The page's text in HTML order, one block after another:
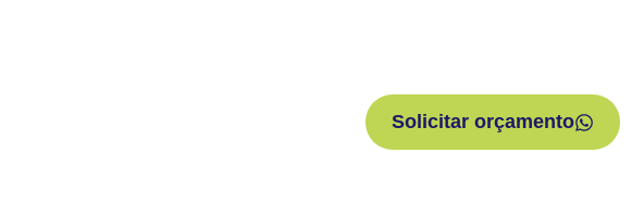
Solicitar orçamento